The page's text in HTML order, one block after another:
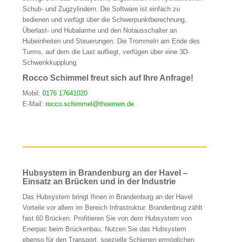
Schub- und Zugzylindern. Die Software ist einfach zu
bedienen und verfügt über die Schwerpunktberechnung,
Überlast- und Hubalarme und den Notausschalter an
Hubeinheiten und Steuerungen. Die Trommeln am Ende des
Turms, auf dem die Last aufliegt, verfügen über eine 3D-
Schwenkkupplung.
Rocco Schimmel freut sich auf Ihre Anfrage!
Mobil: 0176 17641020
E-Mail: rocco.schimmel@thoemen.de
Hubsystem in Brandenburg an der Havel –
Einsatz an Brücken und in der Industrie
Das Hubsystem bringt Ihnen in Brandenburg an der Havel
Vorteile vor allem im Bereich Infrastruktur. Brandenbrug zählt
fast 60 Brücken. Profitieren Sie von dem Hubsystem von
Enerpac beim Brückenbau. Nutzen Sie das Hubsystem
ebenso für den Transport, spezielle Schienen ermöglichen